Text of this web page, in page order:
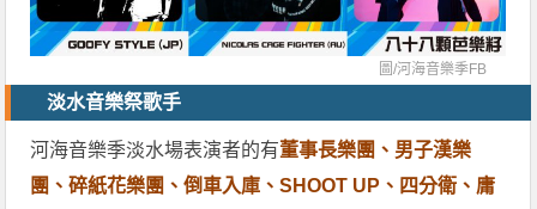
圖/河海音樂季FB
淡水音樂祭歌手
河海音樂季淡水場表演者的有董事長樂團、男子漢樂
團、碎紙花樂團、倒車入庫、SHOOT UP、四分衛、庸